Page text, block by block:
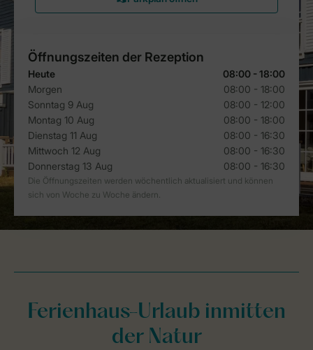
Ferienhaus-Urlaub inmitten
der Natur